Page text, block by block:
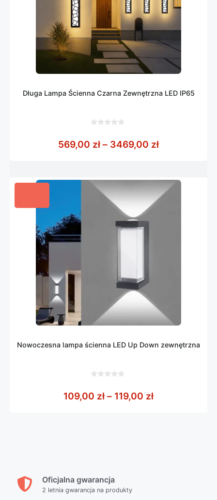
Długa Lampa Ścienna Czarna Zewnętrzna LED IP65
5
569,00 zł – 3469,00 złZakres cen:
Nowoczesna lampa ścienna LED Up Down zewnętrzna
5
109,00 zł – 119,00 złZakres cen:
Oficjalna gwarancja
2 letnia gwarancja na produkty